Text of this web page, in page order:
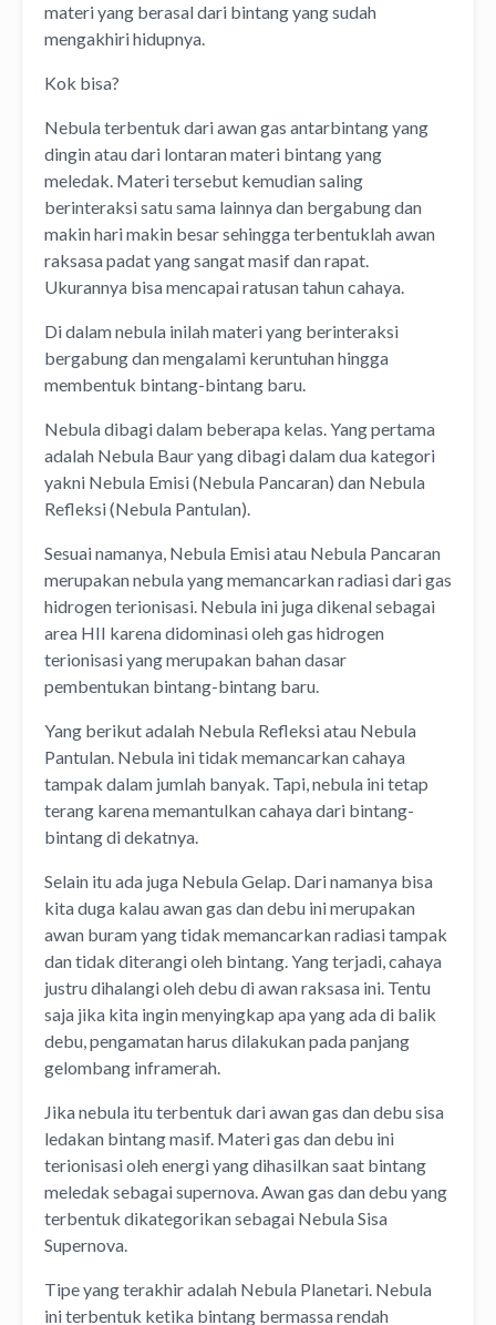
materi yang berasal dari bintang yang sudah
mengakhiri hidupnya.
Kok bisa?
Nebula terbentuk dari awan gas antarbintang yang
dingin atau dari lontaran materi bintang yang
meledak. Materi tersebut kemudian saling
berinteraksi satu sama lainnya dan bergabung dan
makin hari makin besar sehingga terbentuklah awan
raksasa padat yang sangat masif dan rapat.
Ukurannya bisa mencapai ratusan tahun cahaya.
Di dalam nebula inilah materi yang berinteraksi
bergabung dan mengalami keruntuhan hingga
membentuk bintang-bintang baru.
Nebula dibagi dalam beberapa kelas. Yang pertama
adalah Nebula Baur yang dibagi dalam dua kategori
yakni Nebula Emisi (Nebula Pancaran) dan Nebula
Refleksi (Nebula Pantulan).
Sesuai namanya, Nebula Emisi atau Nebula Pancaran
merupakan nebula yang memancarkan radiasi dari gas
hidrogen terionisasi. Nebula ini juga dikenal sebagai
area HII karena didominasi oleh gas hidrogen
terionisasi yang merupakan bahan dasar
pembentukan bintang-bintang baru.
Yang berikut adalah Nebula Refleksi atau Nebula
Pantulan. Nebula ini tidak memancarkan cahaya
tampak dalam jumlah banyak. Tapi, nebula ini tetap
terang karena memantulkan cahaya dari bintang-
bintang di dekatnya.
Selain itu ada juga Nebula Gelap. Dari namanya bisa
kita duga kalau awan gas dan debu ini merupakan
awan buram yang tidak memancarkan radiasi tampak
dan tidak diterangi oleh bintang. Yang terjadi, cahaya
justru dihalangi oleh debu di awan raksasa ini. Tentu
saja jika kita ingin menyingkap apa yang ada di balik
debu, pengamatan harus dilakukan pada panjang
gelombang inframerah.
Jika nebula itu terbentuk dari awan gas dan debu sisa
ledakan bintang masif. Materi gas dan debu ini
terionisasi oleh energi yang dihasilkan saat bintang
meledak sebagai supernova. Awan gas dan debu yang
terbentuk dikategorikan sebagai Nebula Sisa
Supernova.
Tipe yang terakhir adalah Nebula Planetari. Nebula
ini terbentuk ketika bintang bermassa rendah